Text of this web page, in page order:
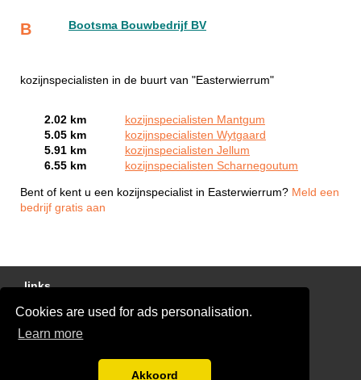
Cookies are used for ads personalisation.
Learn more
Akkoord
B Bootsma Bouwbedrijf BV
kozijnspecialisten in de buurt van "Easterwierrum"
2.02 km
kozijnspecialisten Mantgum
5.05 km
kozijnspecialisten Wytgaard
5.91 km
kozijnspecialisten Jellum
6.55 km
kozijnspecialisten Scharnegoutum
Bent of kent u een kozijnspecialist in Easterwierrum? Meld een
bedrijf gratis aan
links
Gratis Offertes Vergelijken
Disclaimer